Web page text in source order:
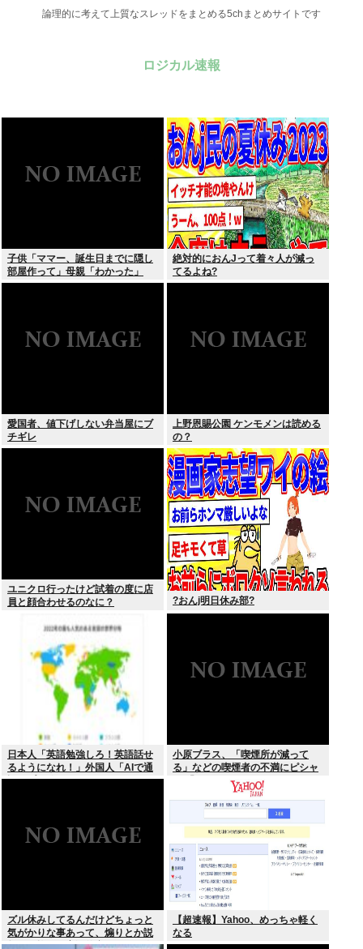
論理的に考えて上質なスレッドをまとめる5chまとめサイトです
ロジカル速報
子供「ママー、誕生日までに隠し
部屋作って」母親「わかった」
絶対的におんJって着々人が減っ
てるよね?
愛国者、値下げしない弁当屋にブ
チギレ
上野恩賜公園 ケンモメンは読める
の？
ユニクロ行ったけど試着の度に店
員と顔合わせるのなに？
?おんj明日休み部?
日本人「英語勉強しろ！英語話せ
るようになれ！」外国人「AIで通
訳アプリ使えばいいじゃん」
小原ブラス、「喫煙所が減って
る」などの喫煙者の不満にピシャ
リ 「じゃあやめれば？タバコなん
て家でだけ吸ってればいい」
ズル休みしてるんだけどちょっと
気がかりな事あって、煽りとか説
教とか抜きに客観的意見くれる人
【超速報】Yahoo、めっちゃ軽く
なる